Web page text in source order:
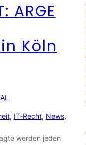
ARGE
Köln
, IT-Recht, News
werden jeden